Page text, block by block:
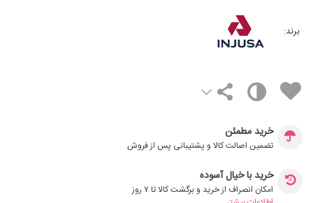
برند:
خرید مطمئن
تضمین اصالت کالا و پشتیبانی پس از فروش
خرید با خیال آسوده
امکان انصراف از خرید و برگشت کالا تا ۷ روز